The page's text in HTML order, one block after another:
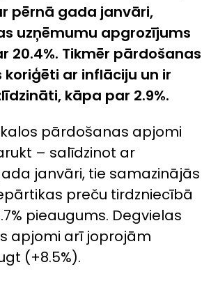
pērnā gada janvāri,
uzņēmumu apgrozījums
20.4%. Tikmēr pārdošanas
koriģēti ar inflāciju un ir
kāpa par 2.9%.
pārdošanas apjomi
– salīdzinot ar
janvāri, tie samazinājās
preču tirdzniecībā
pieaugums. Degvielas
apjomi arī joprojām
(+8.5%).